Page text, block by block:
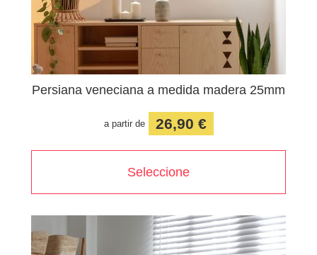
Persiana veneciana a medida madera 25mm
a partir de 26,90 €
Seleccione